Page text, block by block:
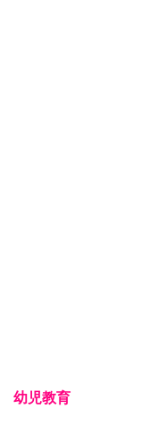
幼児教育